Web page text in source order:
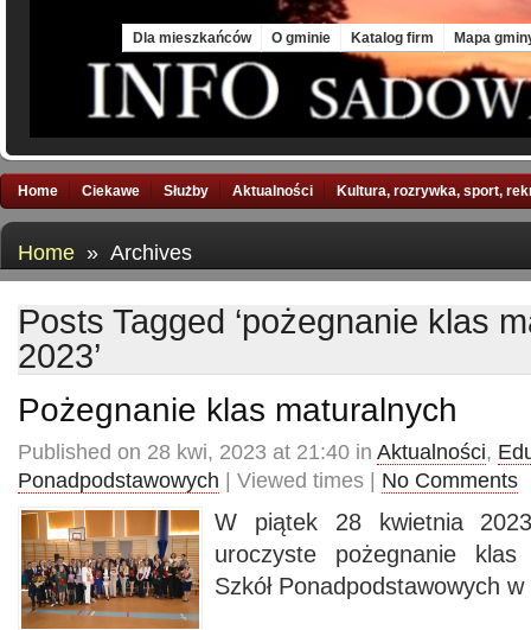
Dla mieszkańców O gminie Katalog firm Mapa
Home Ciekawe Służby Aktualności Kultura, rozrywka, sport,
Home » Archives
Posts Tagged ‘pożegnanie klas
2023’
Pożegnanie klas maturalnych
Published on 28 kwi, 2023 at 21:40 in Aktualności,
Ponadpodstawowych | Viewed times | No Comments
W piątek 28 kwietnia
uroczyste pożegnanie klas
Szkół Ponadpodstawowych